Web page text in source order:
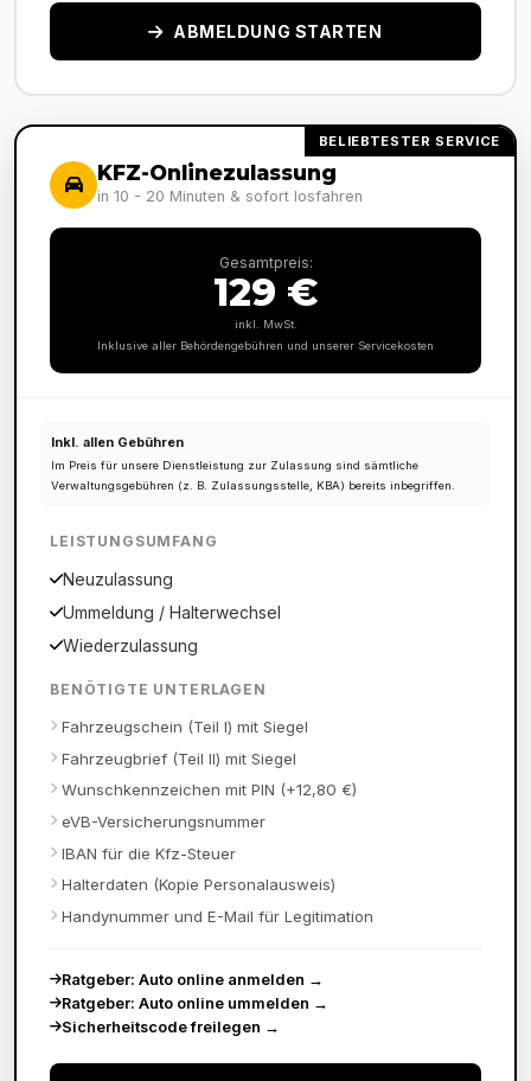
ABMELDUNG STARTEN
BELIEBTESTER SERVICE
KFZ-Onlinezulassung
in 10 - 20 Minuten & sofort losfahren
Gesamtpreis:
129 €
inkl. MwSt.
Inklusive aller Behördengebühren und unserer Servicekosten
Inkl. allen Gebühren
Im Preis für unsere Dienstleistung zur Zulassung sind sämtliche
Verwaltungsgebühren (z. B. Zulassungsstelle, KBA) bereits inbegriffen.
LEISTUNGSUMFANG
Neuzulassung
Ummeldung / Halterwechsel
Wiederzulassung
BENÖTIGTE UNTERLAGEN
Fahrzeugschein (Teil I) mit Siegel
Fahrzeugbrief (Teil II) mit Siegel
Wunschkennzeichen mit PIN (+12,80 €)
eVB-Versicherungsnummer
IBAN für die Kfz-Steuer
Halterdaten (Kopie Personalausweis)
Handynummer und E-Mail für Legitimation
Ratgeber: Auto online anmelden →
Ratgeber: Auto online ummelden →
Sicherheitscode freilegen →